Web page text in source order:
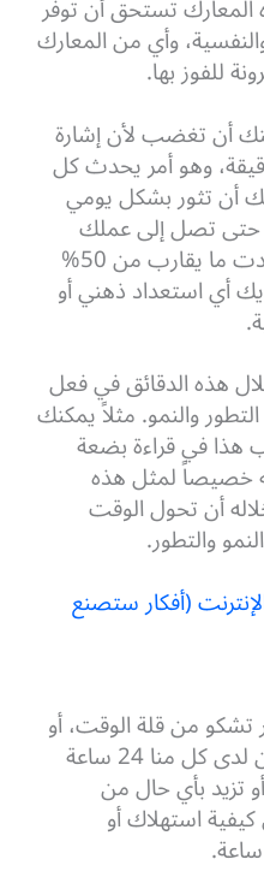
تستحق أن توفر
وأي من المعارك
للفوز بها.
أن تغضب لأن إشارة
قد توقفت لمدة 15 دقيقة، وهو أمر يحدث كل
أن تثور بشكل يومي
حتى تصل إلى عملك
مُنهك العقل والجسد، قد فقدت ما يقارب من 50%
أي استعداد ذهني أو
هذه الدقائق في فعل
والنمو. مثلاًيمكنك
هذا في قراءة بضعة
لمثل هذه
أن تحول الوقت
والتطور.
(أفكار ستصنع
تشكو من قلة الوقت، أو
انعدام وجوده من الأساس..إن لدى كل منا 24 ساعة
تزيد بأي حال من
استهلاك أو